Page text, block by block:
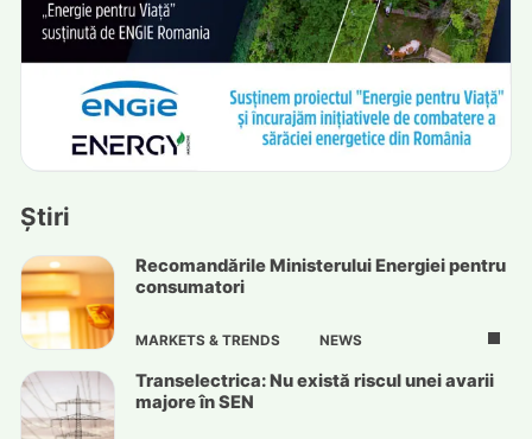
Știri
Recomandările Ministerului Energiei pentru
consumatori
MARKETS & TRENDS NEWS
Transelectrica: Nu există riscul unei avarii
majore în SEN